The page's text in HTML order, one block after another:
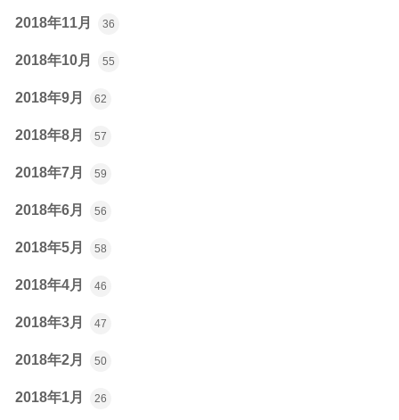
2018年11月 36
2018年10月 55
2018年9月 62
2018年8月 57
2018年7月 59
2018年6月 56
2018年5月 58
2018年4月 46
2018年3月 47
2018年2月 50
2018年1月 26